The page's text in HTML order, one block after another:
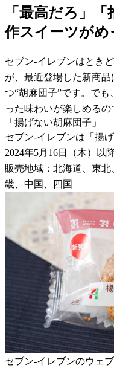
「最高だろ」
作スイーツが
セブン-イレブンはとき
が、最近登場した新商
つ“胡麻団子”です。で
った味わいが楽しめるの
「揚げない胡麻団子」
セブン-イレブンは「揚
2024年5月16日（木）以
販売地域：北海道、東
畿、中国、四国
セブン-イレブンのウェ